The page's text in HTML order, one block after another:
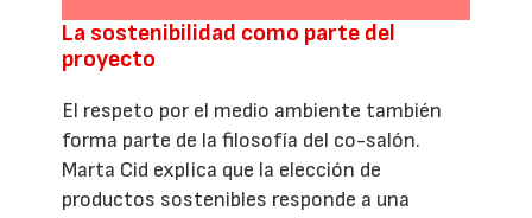
La sostenibilidad como parte del
proyecto
El respeto por el medio ambiente también
forma parte de la filosofía del co-salón.
Marta Cid explica que la elección de
productos sostenibles responde a una